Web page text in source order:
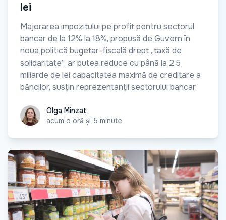
lei
Majorarea impozitului pe profit pentru sectorul
bancar de la 12% la 18%, propusă de Guvern în
noua politică bugetar-fiscală drept „taxă de
solidaritate”, ar putea reduce cu până la 2.5
miliarde de lei capacitatea maximă de creditare a
băncilor, susțin reprezentanții sectorului bancar.
Olga MînzatOlga Mînzat
acum o oră și 5 minute